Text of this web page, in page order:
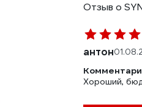
Отзыв о
антон
Хороший,